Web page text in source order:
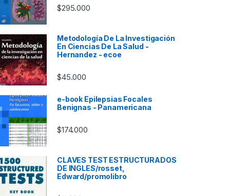
$295.000
Metodología De La Investigación
En Ciencias De La Salud -
Hernandez - ecoe
$45.000
e-book Epilepsias Focales
Benignas - Panamericana
$174.000
CLAVES TEST ESTRUCTURADOS
DE INGLES/rosset,
Edward/promolibro